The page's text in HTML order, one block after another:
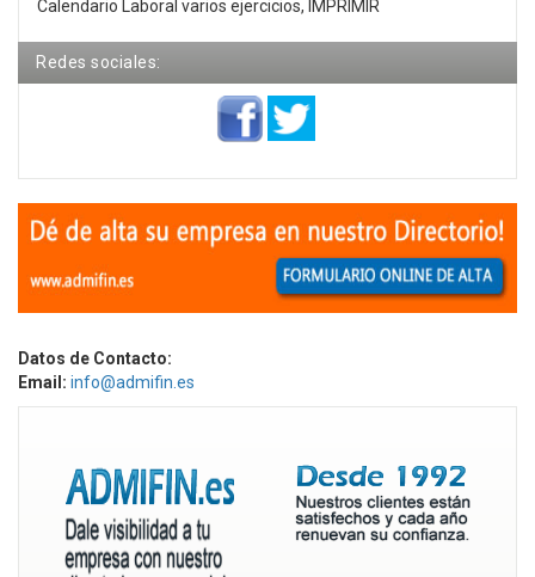
Calendario Laboral varios ejercicios, IMPRIMIR
Redes sociales:
Datos de Contacto:
Email: info@admifin.es